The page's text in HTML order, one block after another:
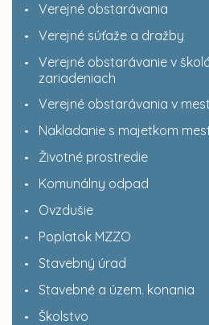
Verejné obstarávania
Verejné súťaže a dražby
Verejné obstarávanie v
zariadeniach
Verejné obstarávania v
Nakladanie s majetkom
Životné prostredie
Komunálny odpad
Ovzdušie
Poplatok MZZO
Stavebný úrad
Stavebné a územ. konania
Školstvo